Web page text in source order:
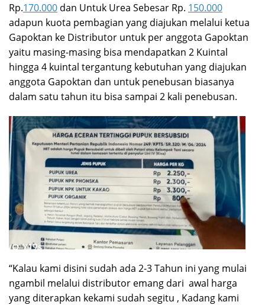
Rp.170.000 dan Untuk Urea Sebesar Rp. 150.000
adapun kuota pembagian yang diajukan melalui ketua
Gapoktan ke Distributor untuk per anggota Gapoktan
yaitu masing-masing bisa mendapatkan 2 Kuintal
hingga 4 kuintal tergantung kebutuhan yang diajukan
anggota Gapoktan dan untuk penebusan biasanya
dalam satu tahun itu bisa sampai 2 kali penebusan.
“Kalau kami disini sudah ada 2-3 Tahun ini yang mulai
ngambil melalui distributor emang dari awal harga
yang diterapkan kekami sudah segitu , Kadang kami